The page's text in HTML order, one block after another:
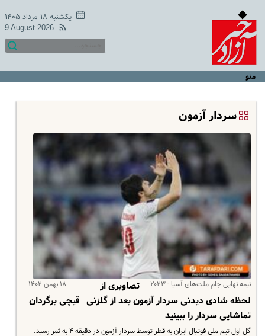
یکشنبه ۱۸ مرداد ۱۴۰۵
9 August 2026
منو
سردار آزمون
نیمه نهایی جام ملت‌های آسیا - ۲۰۲۳ ۱۸ بهمن ۱۴۰۲
تصاویری از
لحظه شادی دیدنی سردار آزمون بعد از گلزنی | قیچی برگردان
تماشایی سردار را ببینید
گل اول تیم ملی فوتبال ایران به قطر توسط سردار آزمون در دقیقه ۴ به ثمر رسید.